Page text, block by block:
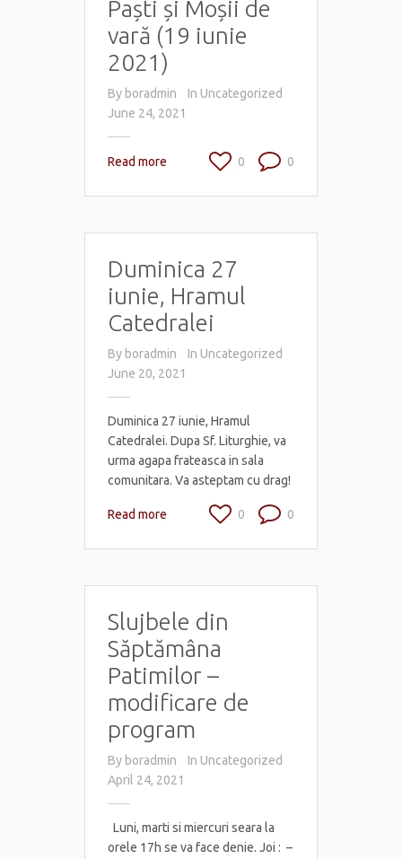
Paști și Moșii de
vară (19 iunie
2021)
By boradmin In Uncategorized
June 24, 2021
Read more 0
0
Duminica 27
iunie, Hramul
Catedralei
By boradmin In Uncategorized
June 20, 2021
Duminica 27 iunie, Hramul
Catedralei. Dupa Sf. Liturghie, va
urma agapa frateasca in sala
comunitara. Va asteptam cu drag!
Read more 0
0
Slujbele din
Săptămâna
Patimilor –
modificare de
program
By boradmin In Uncategorized
April 24, 2021
Luni, marti si miercuri seara la
orele 17h se va face denie. Joi : –